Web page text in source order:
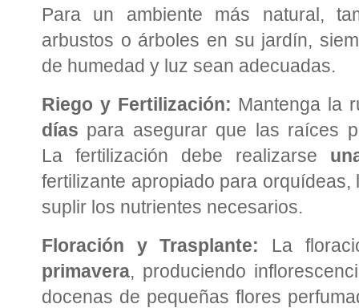
Para un ambiente más natural,
arbustos o árboles en su jardín,
de humedad y luz sean adecuadas.
Riego y Fertilización: Mantenga la
días para asegurar que las raíces
La fertilización debe realizarse
fertilizante apropiado para
suplir los nutrientes necesarios.
Floración y Trasplante: La
primavera, produciendo
docenas de pequeñas flores